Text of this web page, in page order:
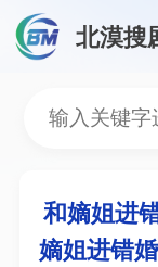
北漠搜
和嫡
和嫡姐进
嫡姐进错